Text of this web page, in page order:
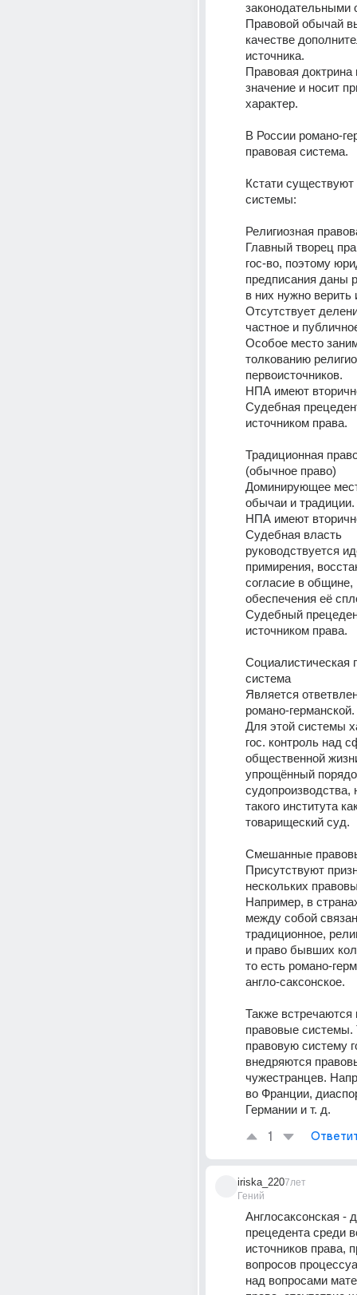
законодательными
Правовой обычай
качестве
источника.
Правовая доктрина
значение и носит
характер.
В России романо-
правовая система.
Кстати существуют
системы:
Религиозная
Главный творец
гос-во, поэтому
предписания даны
в них нужно
Отсутствует
частное и
Особое место
толкованию
первоисточников.
НПА имеют
Судебная
источником права.
Традиционная
(обычное право)
Доминирующее
обычаи и традиции.
НПА имеют
Судебная власть
руководствуется
примирения,
согласие в общине,
обеспечения её
Судебный
источником права.
Социалистическая
система
Является
романо-германской.
Для этой системы
гос. контроль над
общественной
упрощённый
судопроизводства,
такого института
товарищеский суд.
Смешанные
Присутствуют
нескольких
Например, в
между собой
традиционное,
и право бывших
то есть романо-
англо-саксонское.
Также
правовые системы.
правовую систему
внедряются
чужестранцев.
во Франции,
Германии и т. д.
1
iriska_220
Гений
7лет
Англосаксонская -
прецедента среди
источников права,
вопросов
над вопросами